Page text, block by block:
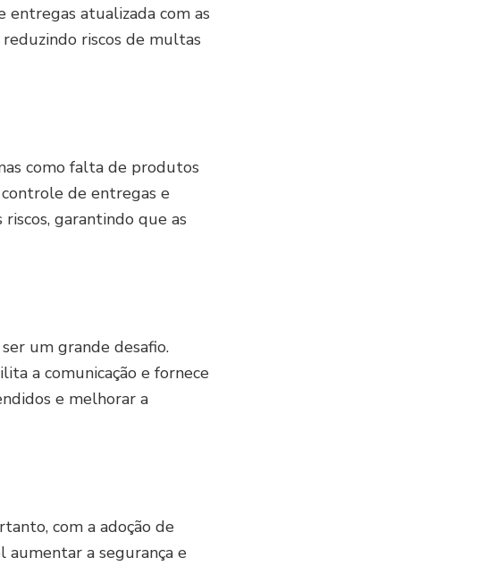
atualizada com as
riscos de multas
como falta de produtos
de entregas e
garantindo que as
um grande desafio.
a comunicação e fornece
e melhorar a
com a adoção de
a segurança e